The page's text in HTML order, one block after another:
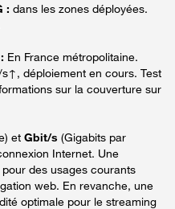
: dans les zones déployées.
En France métropolitaine.
déploiement en cours. Test
sur la couverture sur
et Gbit/s (Gigabits par
Internet. Une
des usages courants
web. En revanche, une
optimale pour le streaming